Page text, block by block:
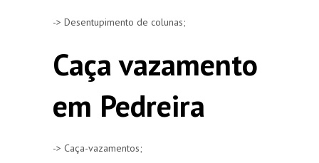
-> Desentupimento de colunas;
Caça vazamento
em Pedreira
-> Caça-vazamentos;